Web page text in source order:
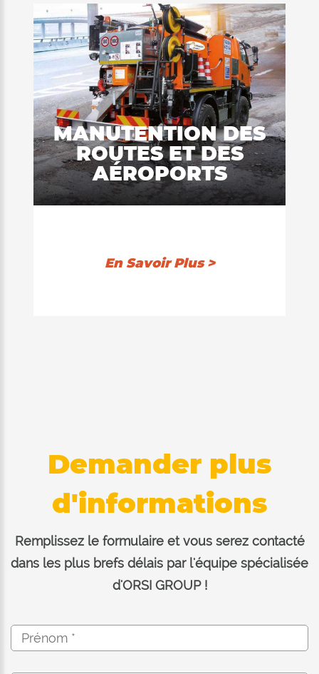
MANUTENTION DES
ROUTES ET DES
AÉROPORTS
En Savoir Plus >
Demander plus
d'informations
Remplissez le formulaire et vous serez contacté
dans les plus brefs délais par l'équipe spécialisée
d'ORSI GROUP !